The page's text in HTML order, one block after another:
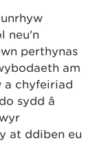
neu'n
perthynas
am
a chyfeiriad
sydd â
at ddiben eu